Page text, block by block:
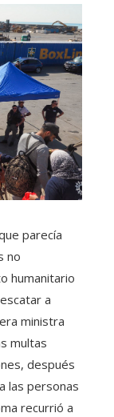
parecía
no
humanitario
a
ministra
multas
después
las personas
recurrió a